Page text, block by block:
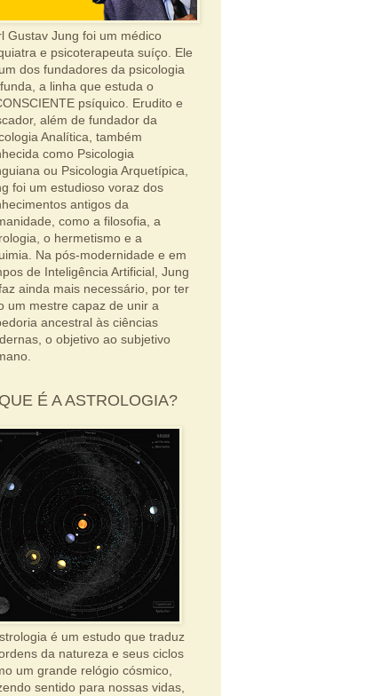
Gustav Jung foi um médico
e psicoterapeuta suíço. Ele
dos fundadores da psicologia
a linha que estuda o
psíquico. Erudito e
além de fundador da
Analítica, também
como Psicologia
ou Psicologia Arquetípica,
foi um estudioso voraz dos
antigos da
como a filosofia, a
o hermetismo e a
Na pós-modernidade e em
de Inteligência Artificial, Jung
ainda mais necessário, por ter
um mestre capaz de unir a
ancestral às ciências
o objetivo ao subjetivo
É A ASTROLOGIA?
é um estudo que traduz
da natureza e seus ciclos
um grande relógio cósmico,
sentido para nossas vidas,